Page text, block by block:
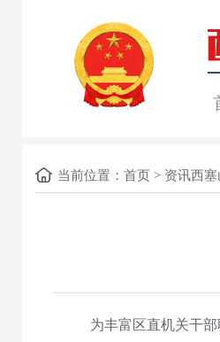
当前位置： 首页> 资讯西塞
为丰富区直机关干部职